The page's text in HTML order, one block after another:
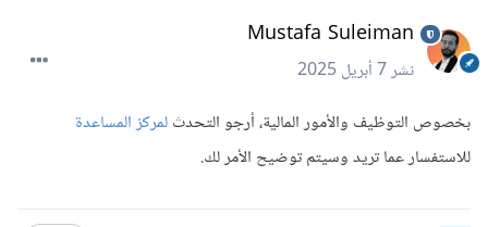
Mustafa Suleiman
نشر7 أبريل 2025
بخصوص التوظيف والأمور المالية، أرجو التحدثلمركز المساعدة
للاستفسار عما تريد وسيتم توضيح الأمر لك.